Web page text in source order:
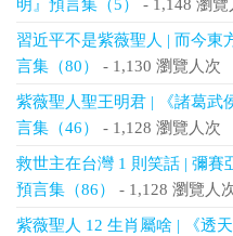
明』預言集（5）
- 1,148 瀏覽
習近平不是紫薇聖人 | 而今東
言集（80）
- 1,130 瀏覽人次
紫薇聖人聖王明君 | 《諸葛武
言集（46）
- 1,128 瀏覽人次
救世主在台灣 1 則笑話 | 彌賽
預言集（86）
- 1,128 瀏覽人
紫薇聖人 12 生肖屬啥 | 《透